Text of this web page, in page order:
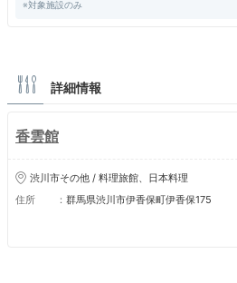
※対象施設のみ
詳細情報
香雲館
渋川市その他 / 料理旅館、日本料理
住所
群馬県渋川市伊香保町伊香保175